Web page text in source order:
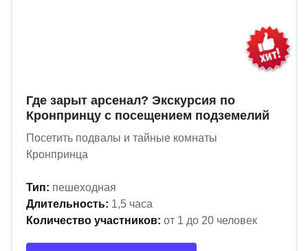
Где зарыт арсенал? Экскурсия по
Кронпринцу с посещением подземелий
Посетить подвалы и тайные комнаты
Кронпринца
Тип: пешеходная
Длительность: 1,5 часа
Количество участников: от 1 до 20 человек